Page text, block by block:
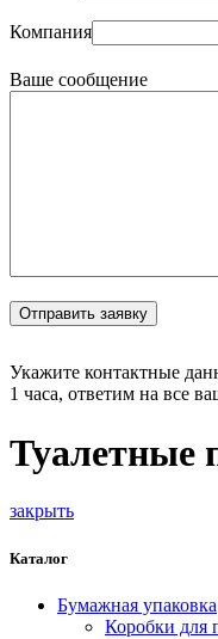
Компания
Ваше сообщение
Укажите контактные
1 часа, ответим на все
Туалетные
закрыть
Каталог
Бумажная упаковка
Коробки для